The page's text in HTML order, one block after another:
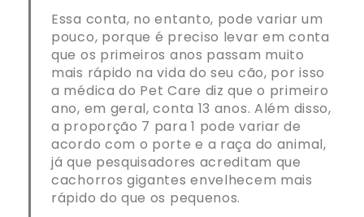
Essa conta, no entanto, pode variar um
pouco, porque é preciso levar em conta
que os primeiros anos passam muito
mais rápido na vida do seu cão, por isso
a médica do Pet Care diz que o primeiro
ano, em geral, conta 13 anos. Além disso,
a proporção 7 para 1 pode variar de
acordo com o porte e a raça do animal,
já que pesquisadores acreditam que
cachorros gigantes envelhecem mais
rápido do que os pequenos.